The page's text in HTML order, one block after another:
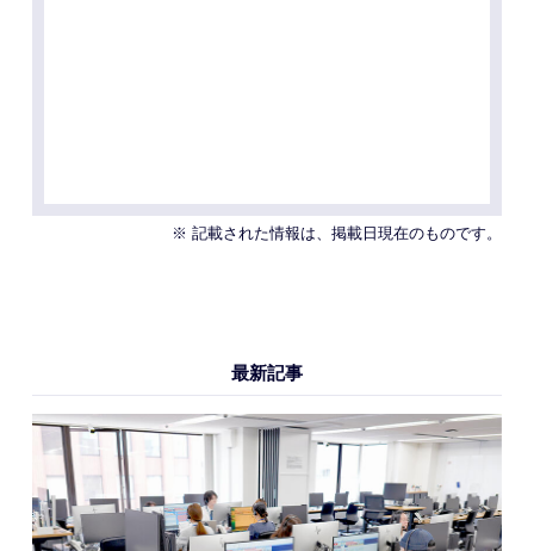
※ 記載された情報は、掲載日現在のものです。
最新記事